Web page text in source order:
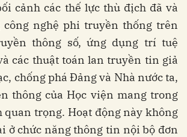
cảnh các thế lực thù địch đã và
công nghệ phi truyền thống trên
thông số, ứng dụng trí tuệ
các thuật toán lan truyền tin giả
chống phá Đảng và Nhà nước ta,
thông của Học viện mang trong
trọng. Hoạt động này không
ở chức năng thông tin nội bộ đơn